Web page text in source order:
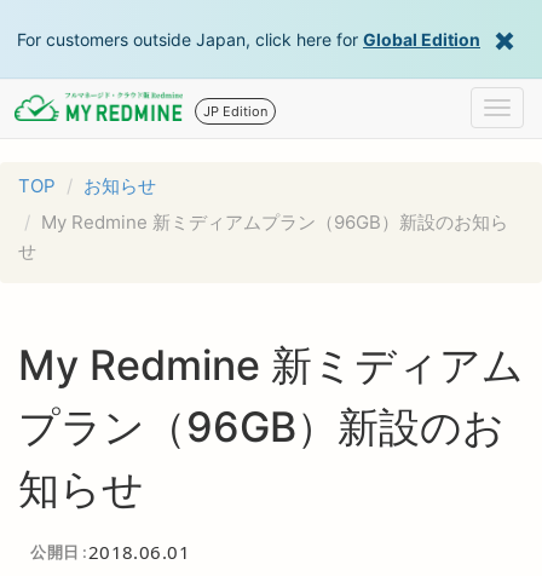
For customers outside Japan, click here for Global Edition
JP Edition
TOP
お知らせ
My Redmine 新ミディアムプラン（96GB）新設のお知ら
せ
My Redmine 新ミディアム
プラン（96GB）新設のお
知らせ
公開日 2018.06.01